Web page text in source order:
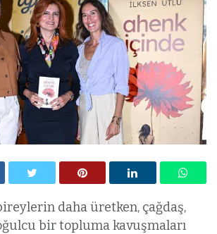
daha üretken, çağdaş,
bir topluma kavuşmaları